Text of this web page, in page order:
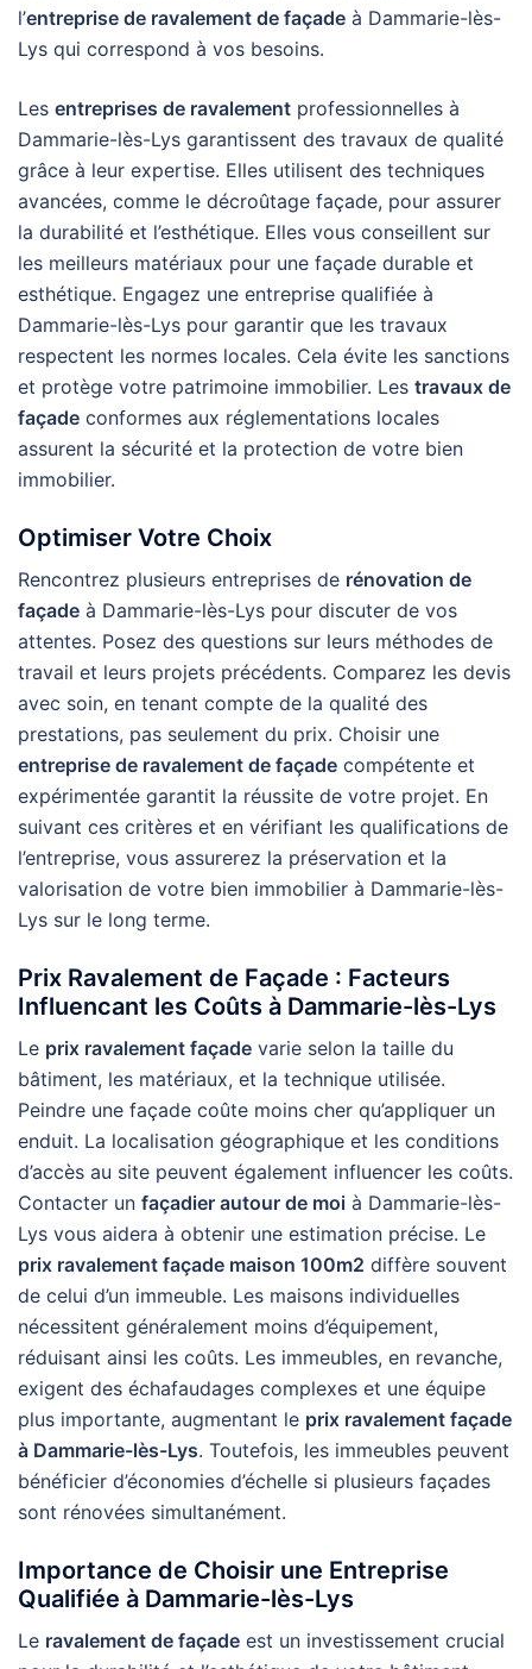
l’entreprise de ravalement de façade à Dammarie-lès-
Lys qui correspond à vos besoins.
Les entreprises de ravalement professionnelles à
Dammarie-lès-Lys garantissent des travaux de qualité
grâce à leur expertise. Elles utilisent des techniques
avancées, comme le décroûtage façade, pour assurer
la durabilité et l’esthétique. Elles vous conseillent sur
les meilleurs matériaux pour une façade durable et
esthétique. Engagez une entreprise qualifiée à
Dammarie-lès-Lys pour garantir que les travaux
respectent les normes locales. Cela évite les sanctions
et protège votre patrimoine immobilier. Les travaux de
façade conformes aux réglementations locales
assurent la sécurité et la protection de votre bien
immobilier.
Optimiser Votre Choix
Rencontrez plusieurs entreprises de rénovation de
façade à Dammarie-lès-Lys pour discuter de vos
attentes. Posez des questions sur leurs méthodes de
travail et leurs projets précédents. Comparez les devis
avec soin, en tenant compte de la qualité des
prestations, pas seulement du prix. Choisir une
entreprise de ravalement de façade compétente et
expérimentée garantit la réussite de votre projet. En
suivant ces critères et en vérifiant les qualifications de
l’entreprise, vous assurerez la préservation et la
valorisation de votre bien immobilier à Dammarie-lès-
Lys sur le long terme.
Prix Ravalement de Façade : Facteurs
Influencant les Coûts à Dammarie-lès-Lys
Le prix ravalement façade varie selon la taille du
bâtiment, les matériaux, et la technique utilisée.
Peindre une façade coûte moins cher qu’appliquer un
enduit. La localisation géographique et les conditions
d’accès au site peuvent également influencer les coûts.
Contacter un façadier autour de moi à Dammarie-lès-
Lys vous aidera à obtenir une estimation précise. Le
prix ravalement façade maison 100m2 diffère souvent
de celui d’un immeuble. Les maisons individuelles
nécessitent généralement moins d’équipement,
réduisant ainsi les coûts. Les immeubles, en revanche,
exigent des échafaudages complexes et une équipe
plus importante, augmentant le prix ravalement façade
à Dammarie-lès-Lys. Toutefois, les immeubles peuvent
bénéficier d’économies d’échelle si plusieurs façades
sont rénovées simultanément.
Importance de Choisir une Entreprise
Qualifiée à Dammarie-lès-Lys
Le ravalement de façade est un investissement crucial